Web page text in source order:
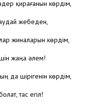
қирағанын көрдім,
жебеден,
жиналарын көрдім,
жаңа әлем!
да шірігенін көрдім,
тас егіл!